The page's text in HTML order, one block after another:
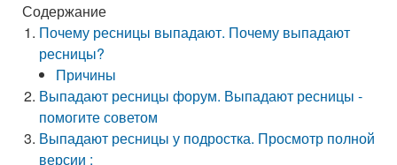
Содержание
Почему ресницы выпадают. Почему выпадают
ресницы?
Причины
Выпадают ресницы форум. Выпадают ресницы -
помогите советом
Выпадают ресницы у подростка. Просмотр полной
версии :